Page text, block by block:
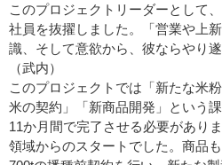
このプロジェクトリーダーとして
社員を抜擢しました。「営業や上
識、そして意欲から、彼ならやり
（武内）
このプロジェクトでは「新たな米
米の契約」「新商品開発」という
11か月間で完了させる必要があり
領域からのスタートでした。商品